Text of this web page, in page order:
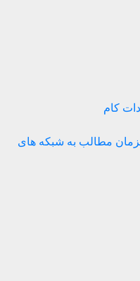
کام
مطالب به شبکه های